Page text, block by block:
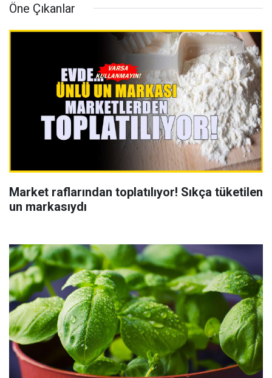
Öne Çıkanlar
Market raflarından toplatılıyor! Sıkça tüketilen
un markasıydı